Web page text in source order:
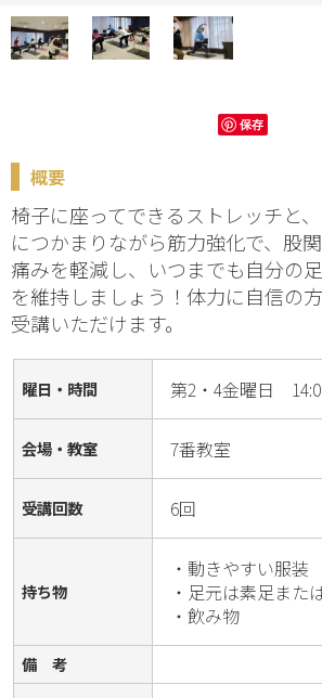
保存
概要
椅子に座ってできるストレッチと
につかまりながら筋力強化で、股
痛みを軽減し、いつまでも自分の
を維持しましょう！体力に自信の
受講いただけます。
曜日・時間 第2・4金曜日
会場・教室 7番教室
受講回数 6回
持ち物
・動きやすい服装
・足元は素足また
・飲み物
備 考